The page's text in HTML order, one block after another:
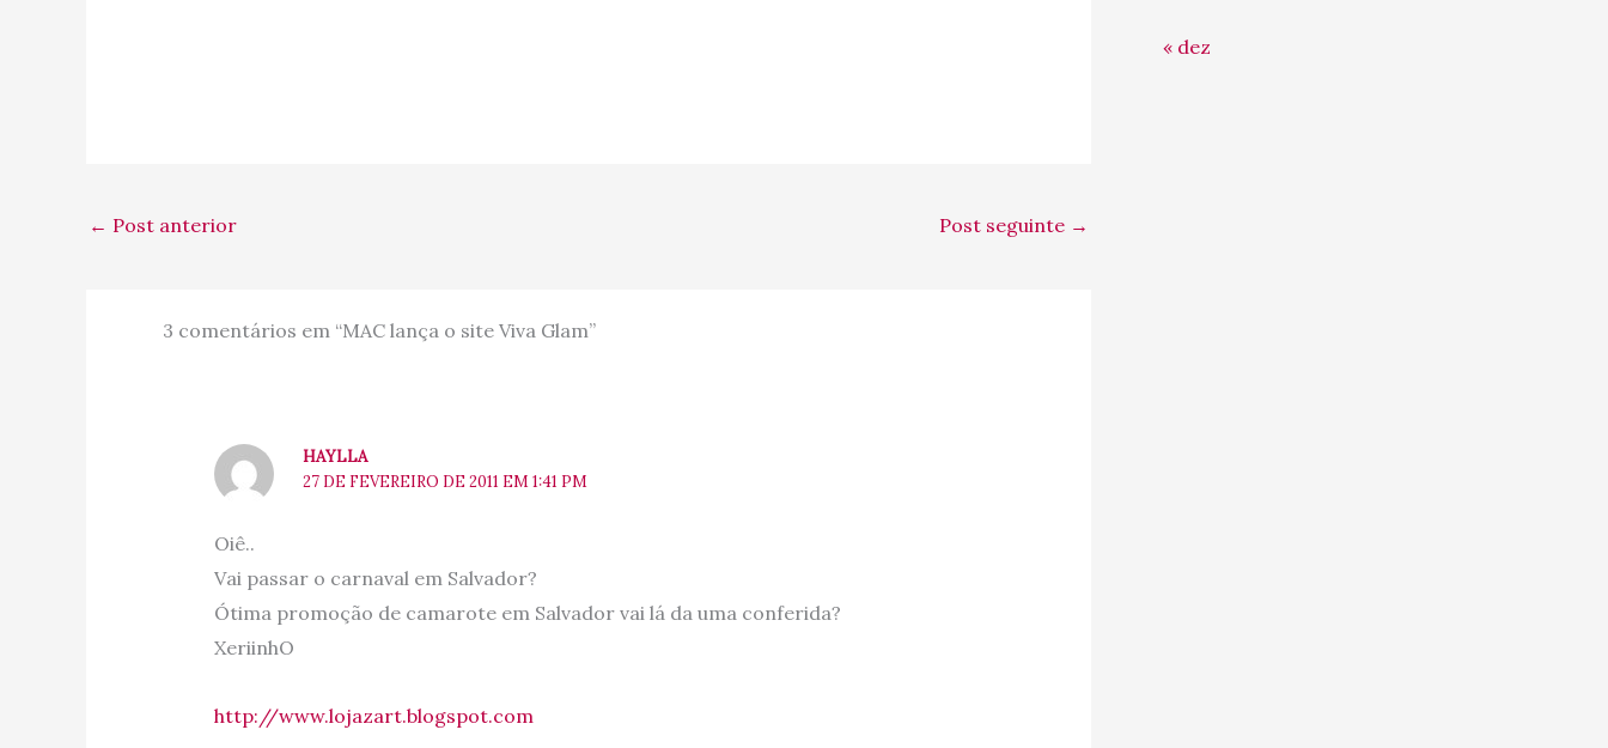
← Post anterior Post seguinte →
3 comentários em “MAC lança o site Viva Glam”
HAYLLA
27 DE FEVEREIRO DE 2011 EM 1:41 PM
Oiê..
Vai passar o carnaval em Salvador?
Ótima promoção de camarote em Salvador vai lá da uma conferida?
XeriinhO
http://www.lojazart.blogspot.com
« dez